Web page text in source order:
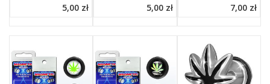
5,00 zł 5,00 zł 7,00 zł